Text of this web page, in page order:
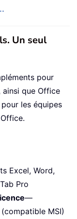
Un seul
pour
ainsi que Office
les équipes
Excel, Word,
Pro
—
MSI)